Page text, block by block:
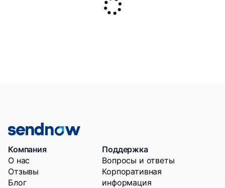
Компания
O нас
Отзывы
Блог
Поддержка
Вопросы и ответы
Корпоративная
информация